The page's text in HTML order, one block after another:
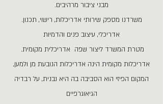
.מבני ציבור מרהיבים
.משרדנו מספק שירותי אדריכלות, רישוי, תכנון
אדריכלי, עיצוב פנים והדמיות
.מטרת המשרד ליצור שפה אדריכלית מקומית
,אדריכלות מקומית הינה אדריכלות הנובעת מן ולמען
המקום הפיזי הוא הסביבה בה היא נבנית, על רבדיה
הגיאוגרפיים